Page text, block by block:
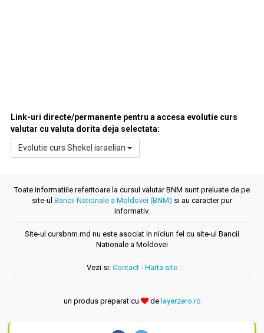
Link-uri directe/permanente pentru a accesa evolutie curs
valutar cu valuta dorita deja selectata:
Evolutie curs Shekel israelian
Toate informatiile referitoare la cursul valutar BNM sunt preluate de pe
site-ul Bancii Nationale a Moldovei (BNM) si au caracter pur
informativ.
Site-ul cursbnm.md nu este asociat in niciun fel cu site-ul Bancii
Nationale a Moldovei
Vezi si: Contact - Harta site
un produs preparat cu de layerzero.ro